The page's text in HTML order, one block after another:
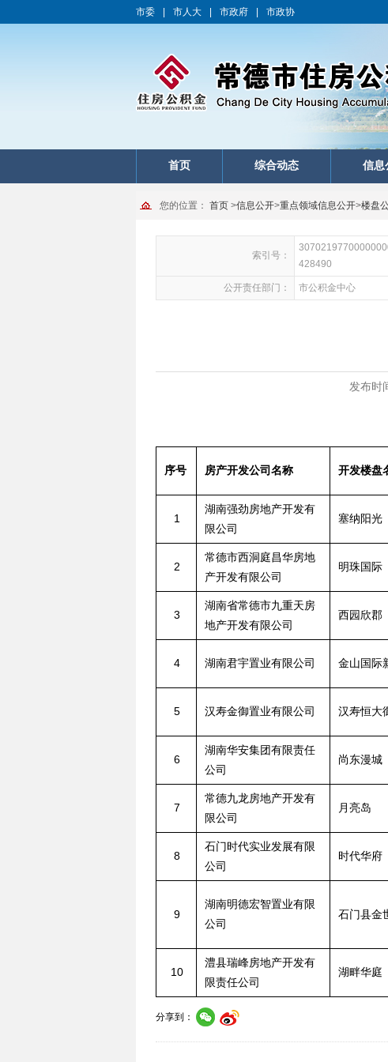
市委 市人大 市政府 市政协
首页 综合动态 信息
您的位置： 首页 >信息公开>重点领域信息公开>楼盘
索引号：
428490
公开责任部门： 市公积金中心
发布时
序号 房产开发公司名称 开发楼盘
1
湖南强劲房地产开发有
限公司
塞纳阳光
2
常德市西洞庭昌华房地
产开发有限公司
明珠国际
3
湖南省常德市九重天房
地产开发有限公司
西园欣郡
4 湖南君宇置业有限公司 金山国际
5 汉寿金御置业有限公司 汉寿恒大
6
湖南华安集团有限责任
公司
尚东漫城
7
常德九龙房地产开发有
限公司
月亮岛
8
石门时代实业发展有限
公司
时代华府
9
湖南明德宏智置业有限
公司
石门县金
10
澧县瑞峰房地产开发有
限责任公司
湖畔华庭
分享到：